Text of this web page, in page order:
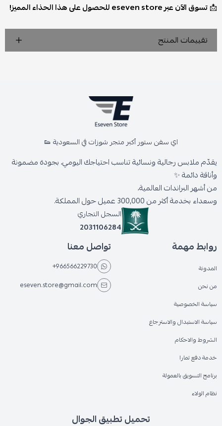
📩تسوق الآن عبر eseven store للحصول على هذا الحذاء المميز!
تقييمات المنتج
اي سفن ستور أكبر متجر شوزات في السعودية 👟
يقدّم ملابس رجالية ونسائية تناسب احتياجك اليومي، بجودة مضمونة
وأناقة دائمة ✨
من أشهر البراندات العالمية،
وسعداء بخدمة أكثر من 300,000 عميل حول المملكة.
السجل التجاري
2031106284
روابط مهمة
المدونة
من نحن
سياسة الخصوصية
سياسة الاستبدال والاسترجاع
الشروط والاحكام
خدمة دفع تمارا
برنامج التسويق بالعمولة
نظام الولاء
تواصل معنا
+966566229730
eseven.store@gmail.com
تحميل تطبيق الجوال